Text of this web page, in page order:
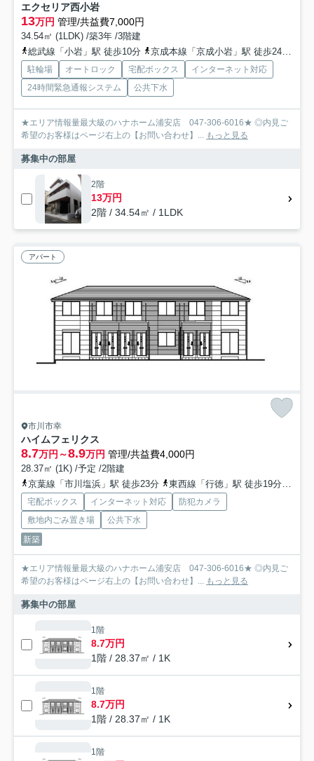
エクセリア西小岩
13万円 管理/共益費7,000円
34.54㎡ (1LDK) /築3年 /3階建
総武線「小岩」駅 徒歩10分
京成本線「京成小岩」駅 徒歩24分
駐輪場 オートロック 宅配ボックス
インターネット対応
24時間緊急通報システム
公共下水
★エリア情報量最大級のハナホーム浦安店 047-306-6016★ ◎内見ご
希望のお客様はページ右上の【お問い合わせ】... もっと見る
募集中の部屋
2階
13万円
2階 / 34.54㎡ / 1LDK
アパート
市川市幸
ハイムフェリクス
8.7万円～8.9万円 管理/共益費4,000円
28.37㎡ (1K) /予定 /2階建
京葉線「市川塩浜」駅 徒歩23分
東西線「行徳」駅 徒歩19分
宅配ボックス インターネット対応
防犯カメラ
敷地内ごみ置き場
公共下水
新築
★エリア情報量最大級のハナホーム浦安店 047-306-6016★ ◎内見ご
希望のお客様はページ右上の【お問い合わせ】... もっと見る
募集中の部屋
1階
8.7万円
1階 / 28.37㎡ / 1K
1階
8.7万円
1階 / 28.37㎡ / 1K
1階